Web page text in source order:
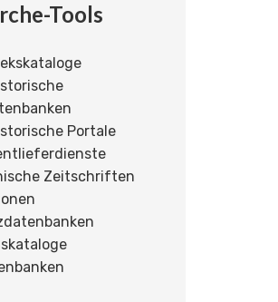
Tools
Portale
Zeitschriften